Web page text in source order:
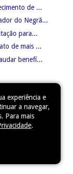
experiência e
a navegar,
Para mais
.
de ...
do Negrã...
para...
de mais ...
benefí...